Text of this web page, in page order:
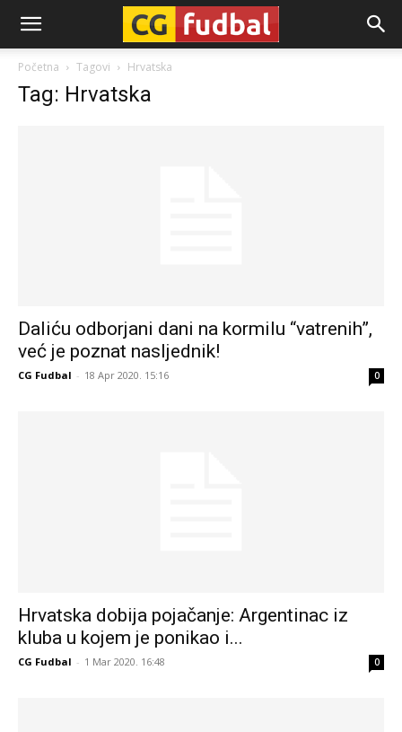
CG-
Fudbal
Početna Tagovi Hrvatska
Tag: Hrvatska
Daliću odborjani dani na kormilu “vatrenih”,
već je poznat nasljednik!
CG Fudbal - 18 Apr 2020. 15:16 0
Hrvatska dobija pojačanje: Argentinac iz
kluba u kojem je ponikao i...
CG Fudbal - 1 Mar 2020. 16:48 0